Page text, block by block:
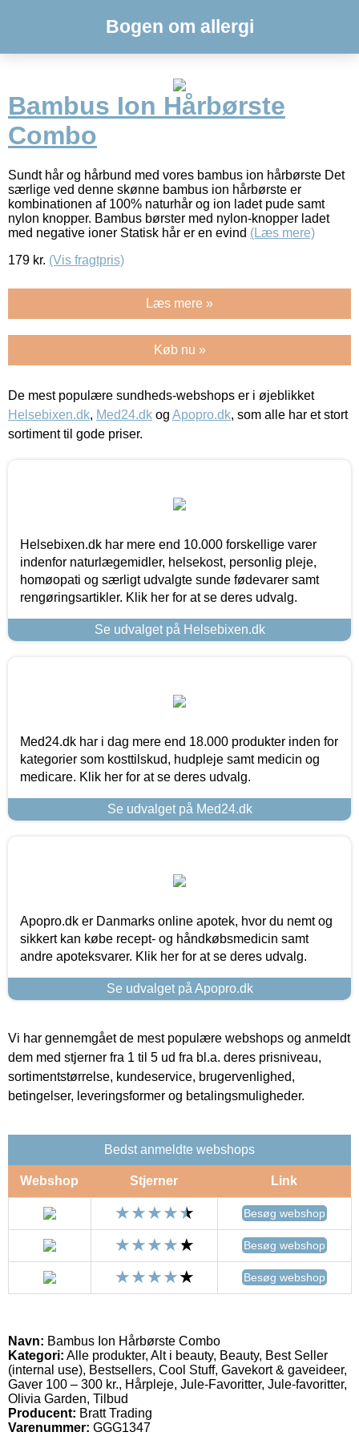
Bogen om allergi
Bambus Ion Hårbørste
Combo
Sundt hår og hårbund med vores bambus ion hårbørste Det
særlige ved denne skønne bambus ion hårbørste er
kombinationen af 100% naturhår og ion ladet pude samt
nylon knopper. Bambus børster med nylon-knopper ladet
med negative ioner Statisk hår er en evind (Læs mere)
179 kr. (Vis fragtpris)
Læs mere »
Køb nu »
De mest populære sundheds-webshops er i øjeblikket
Helsebixen.dk, Med24.dk og Apopro.dk, som alle har et stort
sortiment til gode priser.
Helsebixen.dk har mere end 10.000 forskellige varer
indenfor naturlægemidler, helsekost, personlig pleje,
homøopati og særligt udvalgte sunde fødevarer samt
rengøringsartikler. Klik her for at se deres udvalg.
Se udvalget på Helsebixen.dk
Med24.dk har i dag mere end 18.000 produkter inden for
kategorier som kosttilskud, hudpleje samt medicin og
medicare. Klik her for at se deres udvalg.
Se udvalget på Med24.dk
Apopro.dk er Danmarks online apotek, hvor du nemt og
sikkert kan købe recept- og håndkøbsmedicin samt
andre apoteksvarer. Klik her for at se deres udvalg.
Se udvalget på Apopro.dk
Vi har gennemgået de mest populære webshops og anmeldt
dem med stjerner fra 1 til 5 ud fra bl.a. deres prisniveau,
sortimentstørrelse, kundeservice, brugervenlighed,
betingelser, leveringsformer og betalingsmuligheder.
Bedst anmeldte webshops
Webshop Stjerner Link
Besøg webshop
Besøg webshop
Besøg webshop
Navn: Bambus Ion Hårbørste Combo
Kategori: Alle produkter, Alt i beauty, Beauty, Best Seller
(internal use), Bestsellers, Cool Stuff, Gavekort & gaveideer,
Gaver 100 – 300 kr., Hårpleje, Jule-Favoritter, Jule-favoritter,
Olivia Garden, Tilbud
Producent: Bratt Trading
Varenummer: GGG1347